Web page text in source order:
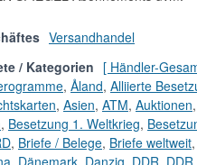
Versandhandel
/ Kategorien [ Händler-
, Åland, Alliierte
, Asien, ATM, Auktionen,
, Besetzung 1. Weltkrieg,
, Briefe / Belege, Briefe weltweit,
, Dänemark, Danzig, DDR,